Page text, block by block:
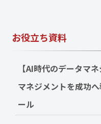
お役立ち資料
【AI時代のデータマ
マネジメントを成功
ール